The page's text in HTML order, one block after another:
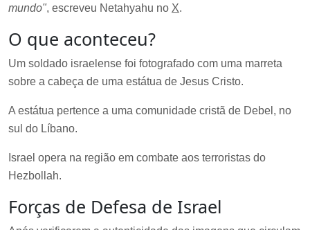
mundo", escreveu Netahyahu no X.
O que aconteceu?
Um soldado israelense foi fotografado com uma marreta
sobre a cabeça de uma estátua de Jesus Cristo.
A estátua pertence a uma comunidade cristã de Debel, no
sul do Líbano.
Israel opera na região em combate aos terroristas do
Hezbollah.
Forças de Defesa de Israel